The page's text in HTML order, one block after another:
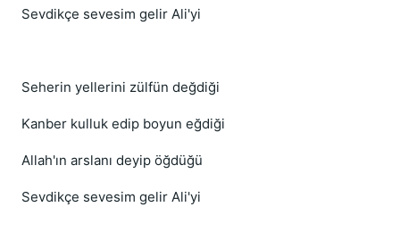
Sevdikçe sevesim gelir Ali'yi
Seherin yellerini zülfün değdiği
Kanber kulluk edip boyun eğdiği
Allah'ın arslanı deyip öğdüğü
Sevdikçe sevesim gelir Ali'yi